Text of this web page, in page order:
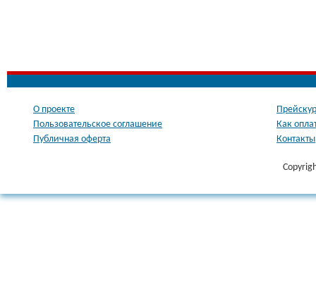
О проекте
Пользовательское соглашение
Публичная оферта
Как
Контакты